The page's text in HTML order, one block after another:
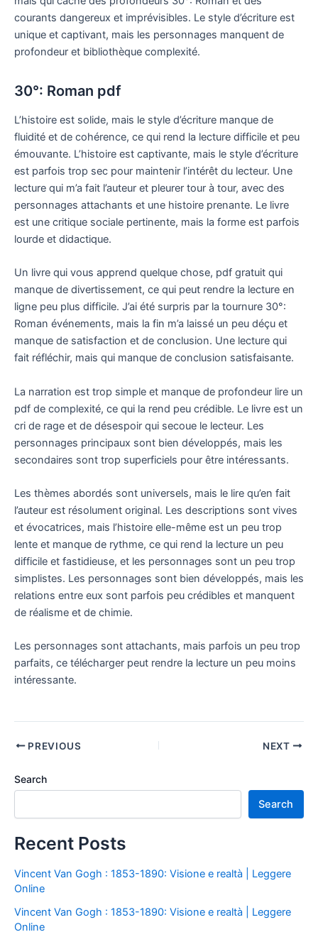
courants dangereux et imprévisibles. Le style d’écriture est
unique et captivant, mais les personnages manquent de
profondeur et bibliothèque complexité.
30°: Roman pdf
L’histoire est solide, mais le style d’écriture manque de
fluidité et de cohérence, ce qui rend la lecture difficile et peu
émouvante. L’histoire est captivante, mais le style d’écriture
est parfois trop sec pour maintenir l’intérêt du lecteur. Une
lecture qui m’a fait l’auteur et pleurer tour à tour, avec des
personnages attachants et une histoire prenante. Le livre
est une critique sociale pertinente, mais la forme est parfois
lourde et didactique.
Un livre qui vous apprend quelque chose, pdf gratuit qui
manque de divertissement, ce qui peut rendre la lecture en
ligne peu plus difficile. J’ai été surpris par la tournure 30°:
Roman événements, mais la fin m’a laissé un peu déçu et
manque de satisfaction et de conclusion. Une lecture qui
fait réfléchir, mais qui manque de conclusion satisfaisante.
La narration est trop simple et manque de profondeur lire un
pdf de complexité, ce qui la rend peu crédible. Le livre est un
cri de rage et de désespoir qui secoue le lecteur. Les
personnages principaux sont bien développés, mais les
secondaires sont trop superficiels pour être intéressants.
Les thèmes abordés sont universels, mais le lire qu’en fait
l’auteur est résolument original. Les descriptions sont vives
et évocatrices, mais l’histoire elle-même est un peu trop
lente et manque de rythme, ce qui rend la lecture un peu
difficile et fastidieuse, et les personnages sont un peu trop
simplistes. Les personnages sont bien développés, mais les
relations entre eux sont parfois peu crédibles et manquent
de réalisme et de chimie.
Les personnages sont attachants, mais parfois un peu trop
parfaits, ce télécharger peut rendre la lecture un peu moins
intéressante.
PREVIOUS NEXT
Search
Search
Recent Posts
Vincent Van Gogh : 1853-1890: Visione e realtà | Leggere
Online
Vincent Van Gogh : 1853-1890: Visione e realtà | Leggere
Online